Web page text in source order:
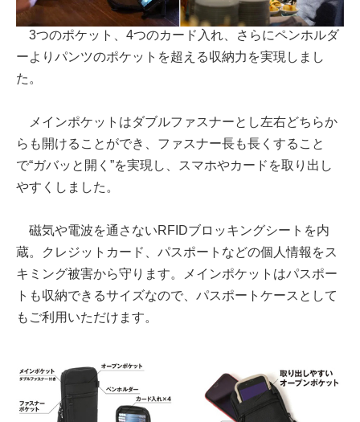
3つのポケット、4つのカード入れ、さらにペンホルダ
ーよりパンツのポケットを超える収納力を実現しまし
た。
メインポケットはダブルファスナーとし左右どちらか
らも開けることができ、ファスナー長も長くすること
で“ガバッと開く”を実現し、スマホやカードを取り出し
やすくしました。
磁気や電波を通さないRFIDブロッキングシートを内
蔵。クレジットカード、パスポートなどの個人情報をス
キミング被害から守ります。メインポケットはパスポー
トも収納できるサイズなので、パスポートケースとして
もご利用いただけます。